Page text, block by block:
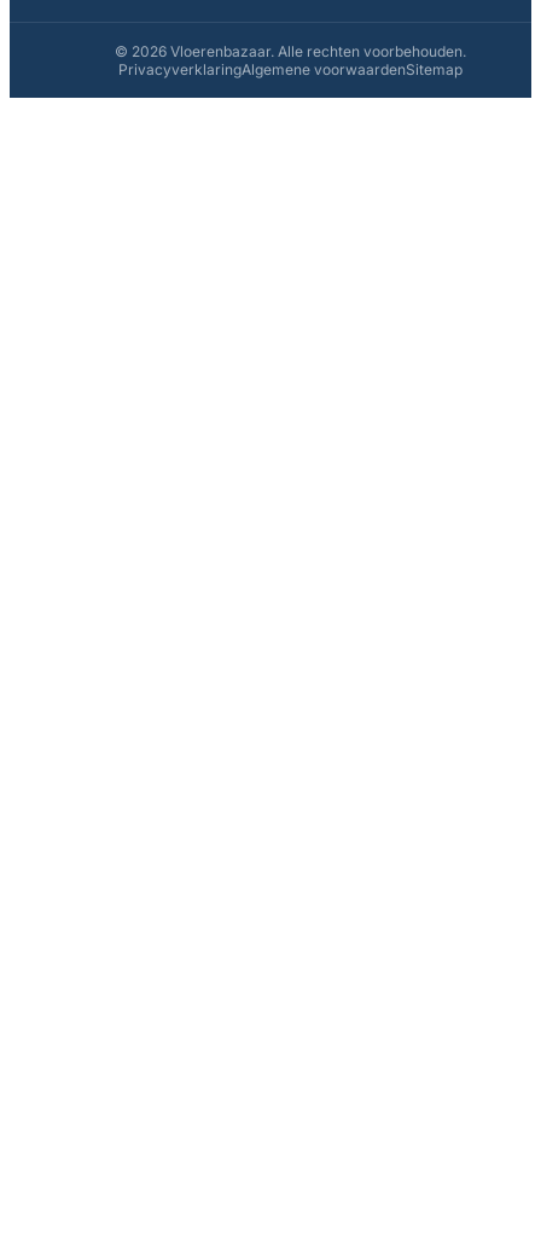
© 2026 Vloerenbazaar. Alle rechten voorbehouden.
PrivacyverklaringAlgemene voorwaardenSitemap